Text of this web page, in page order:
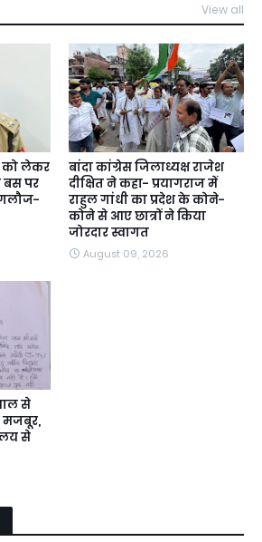
View all
को लेकर
बस पर
गलौज-
बांदा कांग्रेस जिलाध्यक्ष राजेश
दीक्षित ने कहा- प्रयागराज में
राहुल गांधी का प्रदेश के कोने-
कोने से आए छात्रों ने किया
जोरदार स्वागत
August 09, 2026
से
मजबूर,
से